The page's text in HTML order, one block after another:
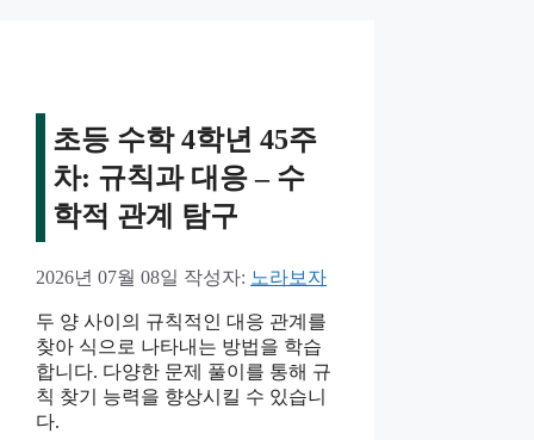
초등 수학 4학년 45주
차: 규칙과 대응 – 수
학적 관계 탐구
2026년 07월 08일 작성자: 노라보자
두 양 사이의 규칙적인 대응 관계를
찾아 식으로 나타내는 방법을 학습
합니다. 다양한 문제 풀이를 통해 규
칙 찾기 능력을 향상시킬 수 있습니
다.